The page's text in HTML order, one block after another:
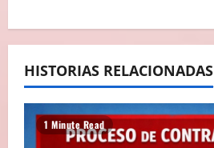
E
E
N
HISTORIAS RELACIONADAS
1 Minute Read